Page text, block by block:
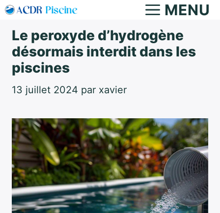
Aller
contenu
MENU
Le peroxyde d’hydrogène
désormais interdit dans les
piscines
13 juillet 2024 par xavier